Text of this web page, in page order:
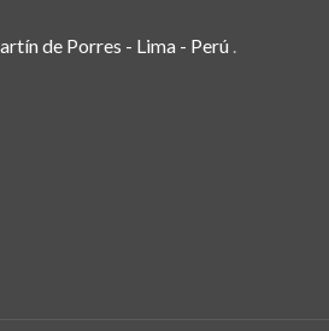
de Porres - Lima - Perú .